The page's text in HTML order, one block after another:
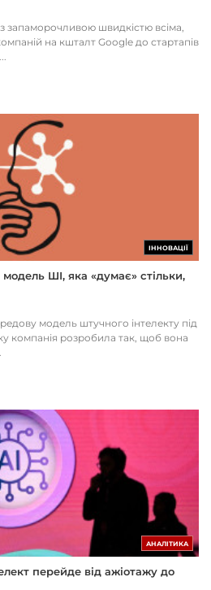
запаморочливою швидкістю всіма,
на кшталт Google до стартапів
ІННОВАЦІЇ
ШІ, яка «думає» стільки,
модель штучного інтелекту під
компанія розробила так, щоб вона
АНАЛІТИКА
перейде від ажіотажу до